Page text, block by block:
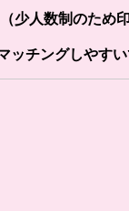
人数制のため
チングしやすい